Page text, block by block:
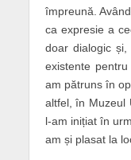
împreună.
ca expresie a
doar dialogic
existente
am pătruns în
altfel, în Muzeul
l-am inițiat în
am și plasat la